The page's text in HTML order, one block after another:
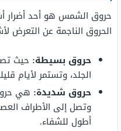
حروق الشمس هو أحد أضرار
الحروق الناجمة عن التعرض
حروق بسيطة: حيث
الجلد، وتستمر لأيام
حروق شديدة: هي
وتصل إلى الأطراف
أطول للشفاء.